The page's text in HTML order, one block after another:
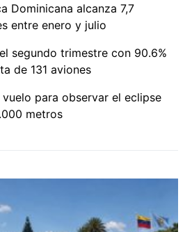
Dominicana alcanza 7,7
entre enero y julio
segundo trimestre con 90.6%
de 131 aviones
para observar el eclipse
metros